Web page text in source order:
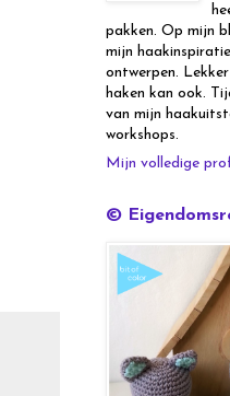
pakken. Op mijn
mijn
ontwerpen. Lekker
haken kan ook.
van mijn
workshops.
Mijn volledige
©